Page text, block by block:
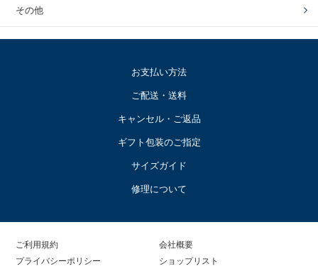
その他
お支払い方法
ご配送・送料
キャンセル・ご返品
ギフト包装のご指定
サイズガイド
修理について
ご利用規約
プライバシーポリシー
会社概要
ショップリスト